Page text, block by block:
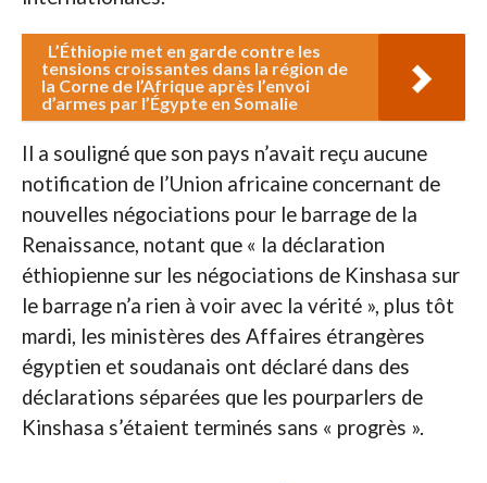
L’Éthiopie met en garde contre les
tensions croissantes dans la région de
la Corne de l’Afrique après l’envoi
d’armes par l’Égypte en Somalie
Il a souligné que son pays n’avait reçu aucune
notification de l’Union africaine concernant de
nouvelles négociations pour le barrage de la
Renaissance, notant que « la déclaration
éthiopienne sur les négociations de Kinshasa sur
le barrage n’a rien à voir avec la vérité », plus tôt
mardi, les ministères des Affaires étrangères
égyptien et soudanais ont déclaré dans des
déclarations séparées que les pourparlers de
Kinshasa s’étaient terminés sans « progrès ».